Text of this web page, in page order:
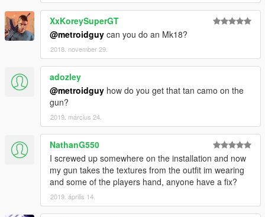
XxKoreySuperGT
@metroidguy can you do an Mk18?
2018. november 29.
adozley
@metroidguy how do you get that tan camo on the
gun?
2019. március 24.
NathanG550
I screwed up somewhere on the installation and now
my gun takes the textures from the outfit im wearing
and some of the players hand, anyone have a fix?
2019. április 14.